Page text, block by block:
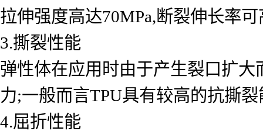
拉伸强度高达70MPa,断裂伸长率可
3.撕裂性能
弹性体在应用时由于产生裂口扩
力;一般而言TPU具有较高的抗撕
4.屈折性能